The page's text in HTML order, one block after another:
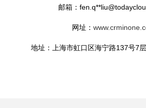
邮箱：fen.q**
网址：
地址：上海市虹口区海宁路137号7层